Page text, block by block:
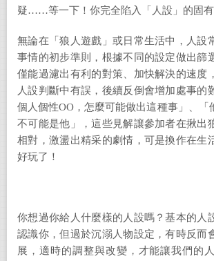
疑……等一下！你完全陷入「人設」的固有
無論在「狼人遊戲」或日常生活中，人設
事情的初步準則，根據不同的設定做出篩
僅能過濾出有利的對策、加快解決的速度
人設判斷中有誤，後續反倒會增加處事的
個人個性OO ，怎麼可能做出這種事」、「
不可能是他」，這些見解讓參加者在揪出
相對，激盪出精采的劇情，可是換作在生
好玩了！
你想過你給人什麼樣的人設嗎？基本的人
認識你，但過於沉溺人物設定，有時反而
展，適時的調整與改變，才能讓我們的